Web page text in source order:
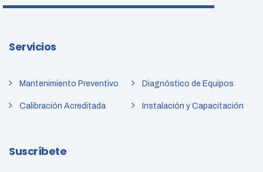
Servicios
Mantenimiento Preventivo Diagnóstico de Equipos
Calibración Acreditada Instalación y Capacitación
Suscríbete